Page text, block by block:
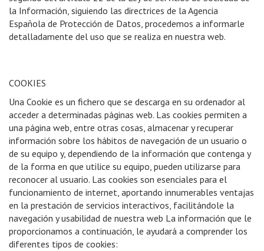
la Información, siguiendo las directrices de la Agencia
Española de Protección de Datos, procedemos a informarle
detalladamente del uso que se realiza en nuestra web.
COOKIES
Una Cookie es un fichero que se descarga en su ordenador al
acceder a determinadas páginas web. Las cookies permiten a
una página web, entre otras cosas, almacenar y recuperar
información sobre los hábitos de navegación de un usuario o
de su equipo y, dependiendo de la información que contenga y
de la forma en que utilice su equipo, pueden utilizarse para
reconocer al usuario. Las cookies son esenciales para el
funcionamiento de internet, aportando innumerables ventajas
en la prestación de servicios interactivos, facilitándole la
navegación y usabilidad de nuestra web La información que le
proporcionamos a continuación, le ayudará a comprender los
diferentes tipos de cookies: